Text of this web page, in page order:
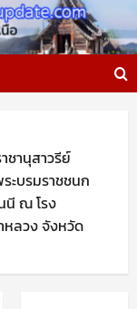
ชานุสาวรีย์
ะบรมราชชนก
นี ณ โรง
ลวง จังหวัด